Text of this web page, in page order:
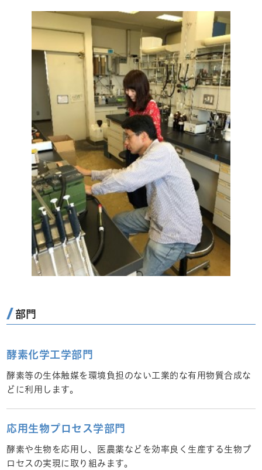
部門
酵素化学工学部門
酵素等の生体触媒を環境負担のない工業的な有用物質合成な
どに利用します。
応用生物プロセス学部門
酵素や生物を応用し、医農薬などを効率良く生産する生物プ
ロセスの実現に取り組みます。